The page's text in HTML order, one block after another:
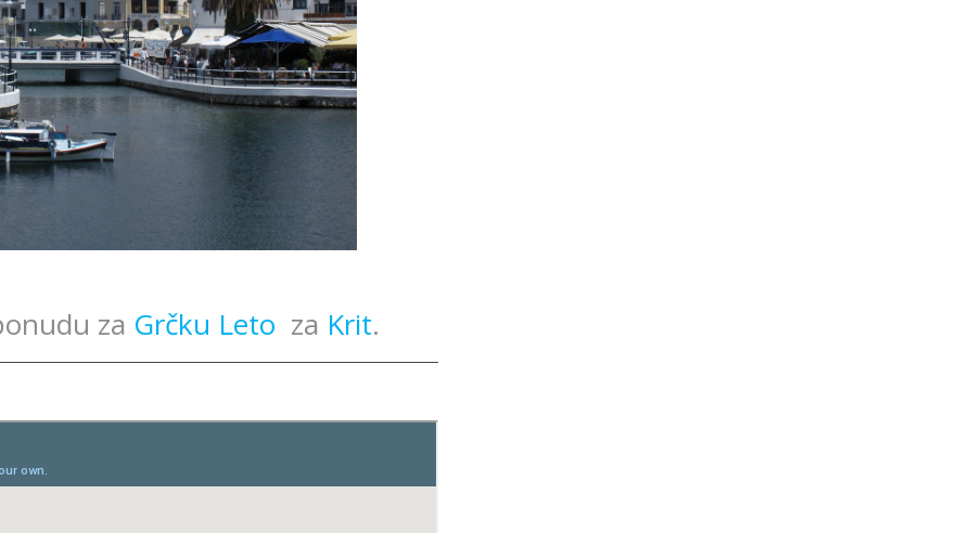
za Grčku Leto za Krit.